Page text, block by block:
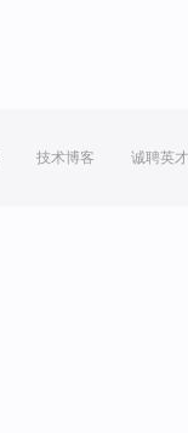
技术博客 诚聘英才